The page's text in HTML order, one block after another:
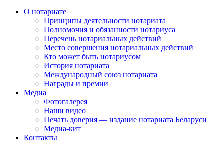
О нотариате
Принципы деятельности нотариата
Полномочия и обязанности нотариуса
Перечень нотариальных действий
Место совершения нотариальных действий
Кто может быть нотариусом
История нотариата
Международный союз нотариата
Награды и премии
Медиа
Фотогалерея
Наши видео
Печать доверия — издание нотариата Беларуси
Медиа-кит
Контакты